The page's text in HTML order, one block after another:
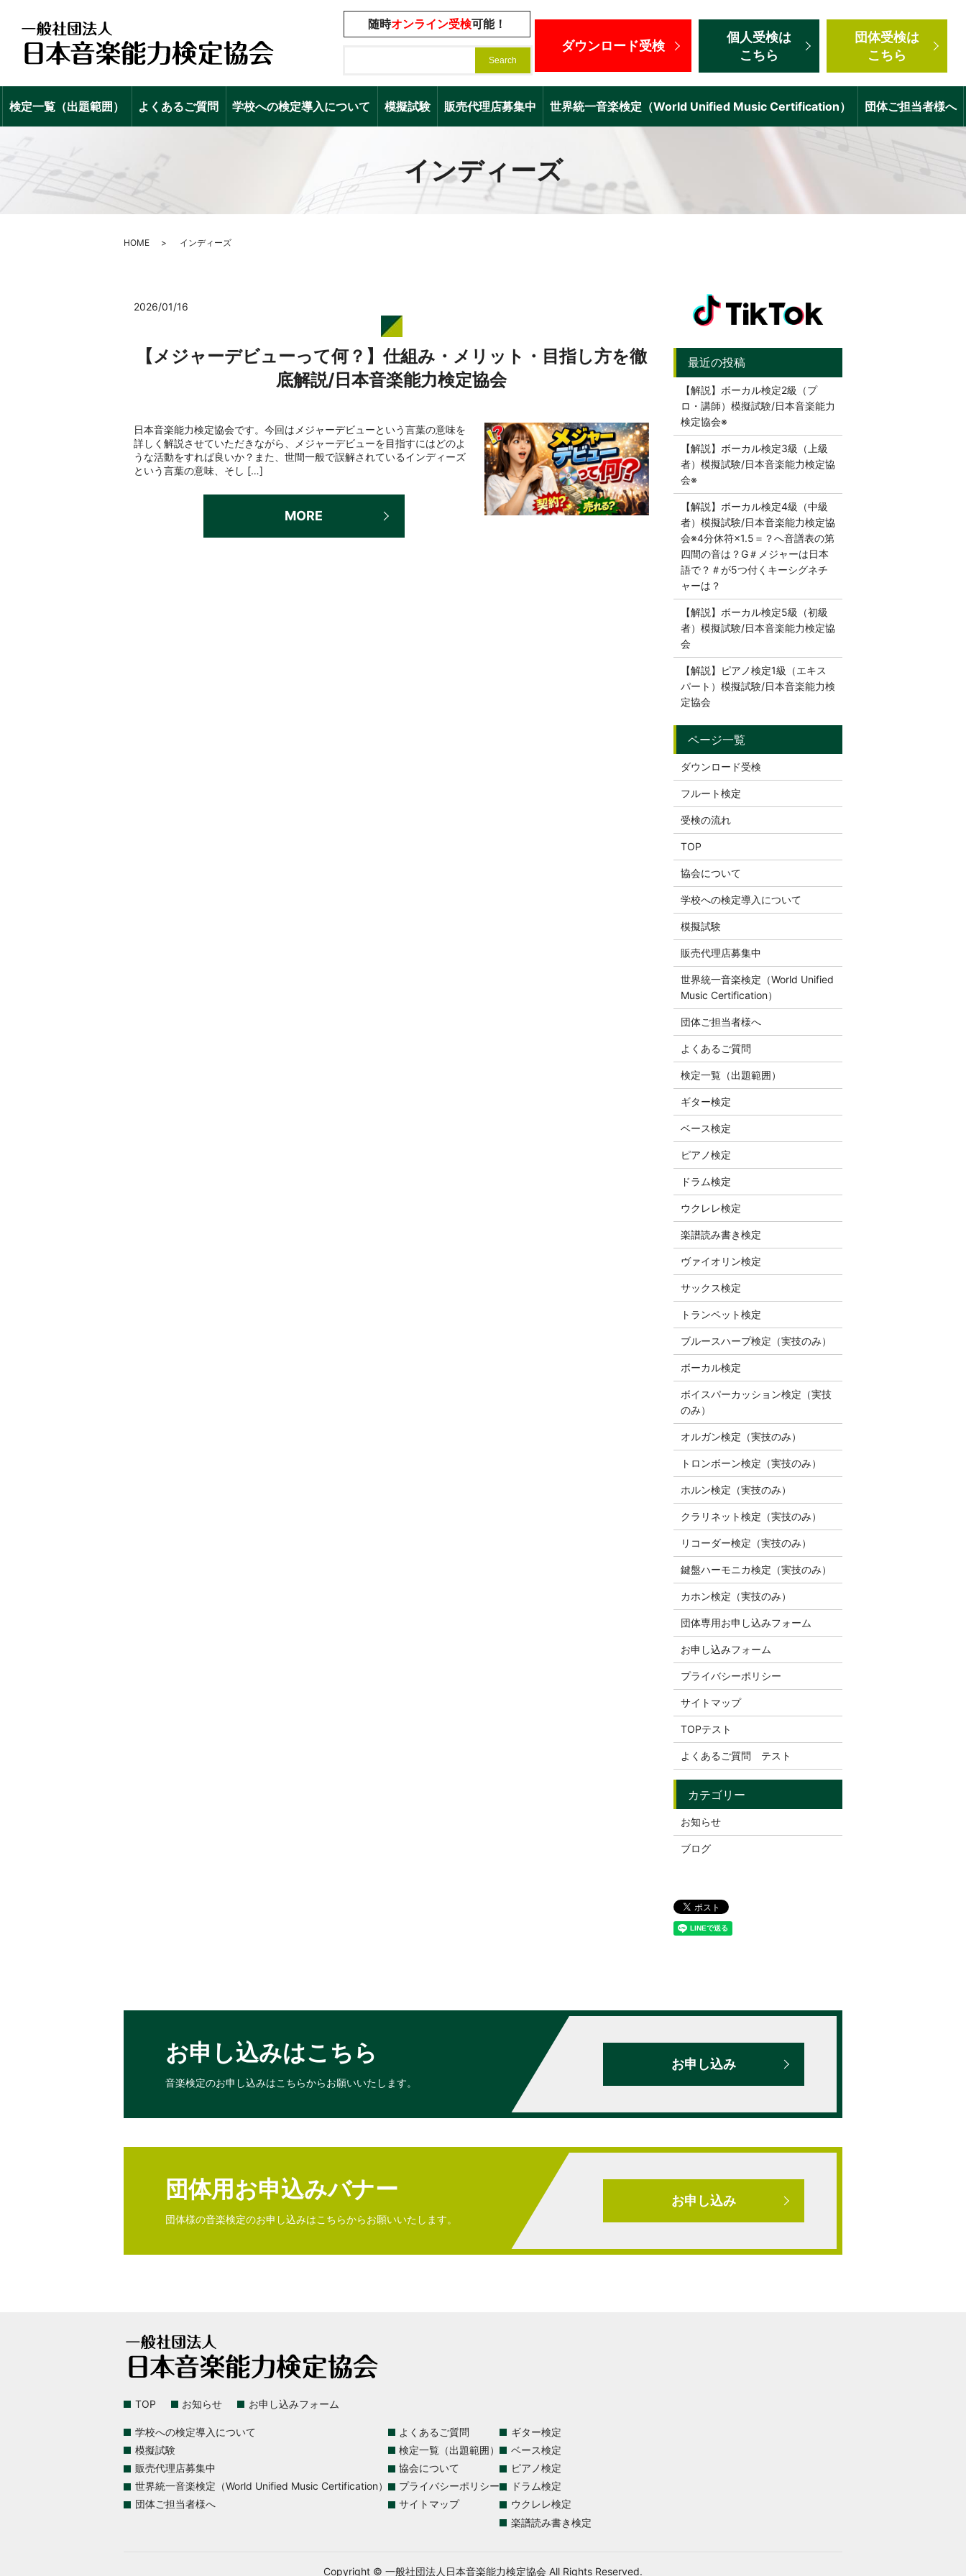
随時オンライン受検可能！
ダウンロード受検
個人受検は
こちら
団体受検は
こちら
検定一覧（出題範囲） よくあるご質問 学校への検定導入について 模擬試験 販売代理店募集中 世界統一音楽検定（World Unified Music Certification） 団体ご担当者様へ
インディーズ
HOME インディーズ
2026/01/16
【メジャーデビューって何？】仕組み・メリット・目指し方を徹
底解説/日本音楽能力検定協会
日本音楽能力検定協会です。今回はメジャーデビューという言葉の意味を
詳しく解説させていただきながら、メジャーデビューを目指すにはどのよ
うな活動をすれば良いか？また、世間一般で誤解されているインディーズ
という言葉の意味、そし […]
MORE
【解説】ボーカル検定2級（プ
ロ・講師）模擬試験/日本音楽能力
検定協会※
【解説】ボーカル検定3級（上級
者）模擬試験/日本音楽能力検定協
会※
【解説】ボーカル検定4級（中級
者）模擬試験/日本音楽能力検定協
会※4分休符×1.5＝？へ音譜表の第
四間の音は？G＃メジャーは日本
語で？＃が5つ付くキーシグネチ
ャーは？
【解説】ボーカル検定5級（初級
者）模擬試験/日本音楽能力検定協
会
【解説】ピアノ検定1級（エキス
パート）模擬試験/日本音楽能力検
定協会
ダウンロード受検
フルート検定
受検の流れ
TOP
協会について
学校への検定導入について
模擬試験
販売代理店募集中
世界統一音楽検定（World Unified
Music Certification）
団体ご担当者様へ
よくあるご質問
検定一覧（出題範囲）
ギター検定
ベース検定
ピアノ検定
ドラム検定
ウクレレ検定
楽譜読み書き検定
ヴァイオリン検定
サックス検定
トランペット検定
ブルースハープ検定（実技のみ）
ボーカル検定
ボイスパーカッション検定（実技
のみ）
オルガン検定（実技のみ）
トロンボーン検定（実技のみ）
ホルン検定（実技のみ）
クラリネット検定（実技のみ）
リコーダー検定（実技のみ）
鍵盤ハーモニカ検定（実技のみ）
カホン検定（実技のみ）
団体専用お申し込みフォーム
お申し込みフォーム
プライバシーポリシー
サイトマップ
TOPテスト
よくあるご質問 テスト
お知らせ
ブログ
お申し込みはこちら
音楽検定のお申し込みはこちらからお願いいたします。
お申し込み
団体用お申込みバナー
団体様の音楽検定のお申し込みはこちらからお願いいたします。
お申し込み
TOP お知らせ お申し込みフォーム
学校への検定導入について
模擬試験
販売代理店募集中
世界統一音楽検定（World Unified Music Certification）
団体ご担当者様へ
よくあるご質問
検定一覧（出題範囲）
協会について
プライバシーポリシー
サイトマップ
ギター検定
ベース検定
ピアノ検定
ドラム検定
ウクレレ検定
楽譜読み書き検定
Copyright © 一般社団法人日本音楽能力検定協会 All Rights Reserved.